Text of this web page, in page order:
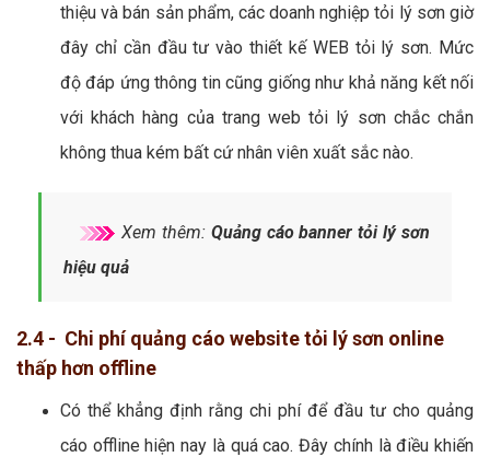
thiệu và bán sản phẩm, các doanh nghiệp tỏi lý sơn giờ
đây chỉ cần đầu tư vào thiết kế WEB tỏi lý sơn. Mức
độ đáp ứng thông tin cũng giống như khả năng kết nối
với khách hàng của trang web tỏi lý sơn chắc chắn
không thua kém bất cứ nhân viên xuất sắc nào.
Xem thêm: Quảng cáo banner tỏi lý sơn
hiệu quả
2.4 - Chi phí quảng cáo website tỏi lý sơn online
thấp hơn offline
Có thể khẳng định rằng chi phí để đầu tư cho quảng
cáo offline hiện nay là quá cao. Đây chính là điều khiến